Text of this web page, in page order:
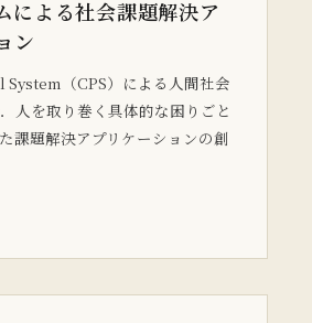
による社会課題解決ア
ン
（CPS）による人間社会
人を取り巻く具体的な困りごと
課題解決アプリケーションの創